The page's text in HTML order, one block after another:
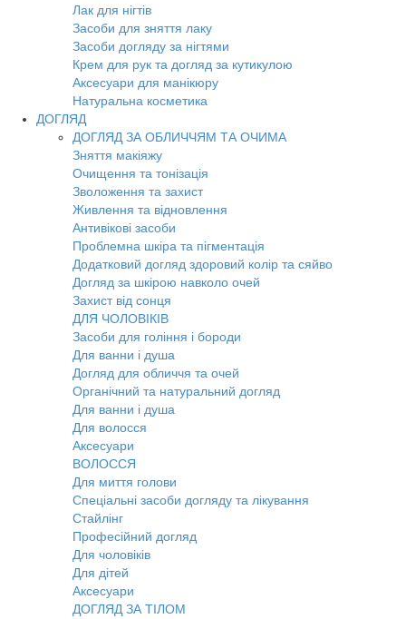
Лак для нігтів
Засоби для зняття лаку
Засоби догляду за нігтями
Крем для рук та догляд за кутикулою
Аксесуари для манікюру
Натуральна косметика
ДОГЛЯД
ДОГЛЯД ЗА ОБЛИЧЧЯМ ТА ОЧИМА
Зняття макіяжу
Очищення та тонізація
Зволоження та захист
Живлення та відновлення
Антивікові засоби
Проблемна шкіра та пігментація
Додатковий догляд здоровий колір та сяйво
Догляд за шкірою навколо очей
Захист від сонця
ДЛЯ ЧОЛОВІКІВ
Засоби для гоління і бороди
Для ванни і душа
Догляд для обличчя та очей
Органічний та натуральний догляд
Для ванни і душа
Для волосся
Аксесуари
ВОЛОССЯ
Для миття голови
Спеціальні засоби догляду та лікування
Стайлінг
Професійний догляд
Для чоловіків
Для дітей
Аксесуари
ДОГЛЯД ЗА ТІЛОМ